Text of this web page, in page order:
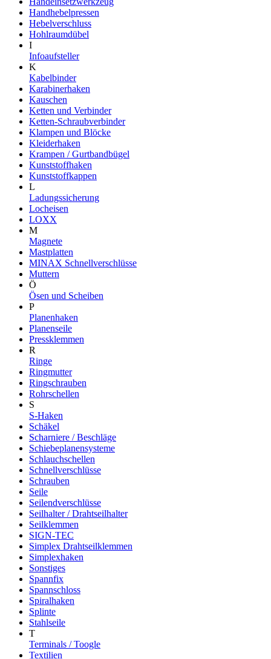
Handhebelpressen
Hebelverschluss
Hohlraumdübel
I
Infoaufsteller
K
Kabelbinder
Karabinerhaken
Kauschen
Ketten und Verbinder
Ketten-Schraubverbinder
Klampen und Blöcke
Kleiderhaken
Krampen / Gurtbandbügel
Kunststoffhaken
Kunststoffkappen
L
Ladungssicherung
Locheisen
LOXX
M
Magnete
Mastplatten
MINAX Schnellverschlüsse
Muttern
Ö
Ösen und Scheiben
P
Planenhaken
Planenseile
Pressklemmen
R
Ringe
Ringmutter
Ringschrauben
Rohrschellen
S
S-Haken
Schäkel
Scharniere / Beschläge
Schiebeplanensysteme
Schlauchschellen
Schnellverschlüsse
Schrauben
Seile
Seilendverschlüsse
Seilhalter / Drahtseilhalter
Seilklemmen
SIGN-TEC
Simplex Drahtseilklemmen
Simplexhaken
Sonstiges
Spannfix
Spannschloss
Spiralhaken
Splinte
Stahlseile
T
Terminals / Toogle
Textilien